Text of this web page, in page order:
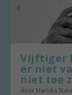
Vijftiger
er niet
niet toe
door Mariska